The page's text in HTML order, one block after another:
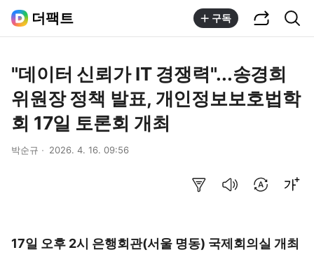
더팩트 구독
"데이터 신뢰가 IT 경쟁력"...송경희
위원장 정책 발표, 개인정보보호법학
회 17일 토론회 개최
박순규 2026. 4. 16. 09:56
17일 오후 2시 은행회관(서울 명동) 국제회의실 개최